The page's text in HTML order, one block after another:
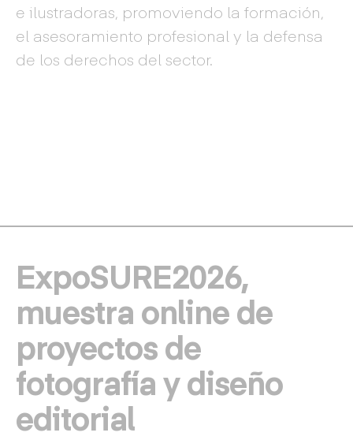
e ilustradoras, promoviendo la formación,
el asesoramiento profesional y la defensa
de los derechos del sector.
ExpoSURE2026,
muestra online de
proyectos de
fotografía y diseño
editorial